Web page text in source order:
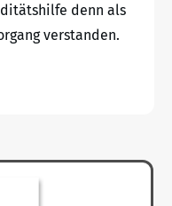
denn als
verstanden.